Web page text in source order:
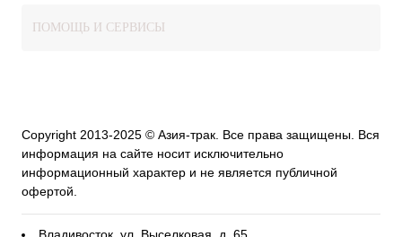
ПОМОЩЬ И СЕРВИСЫ
Copyright 2013-2025 © Азия-трак. Все права защищены. Вся
информация на сайте носит исключительно
информационный характер и не является публичной
офертой.